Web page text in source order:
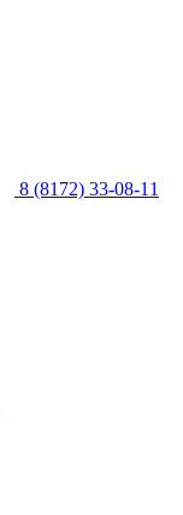
8 (8172) 33-08-11